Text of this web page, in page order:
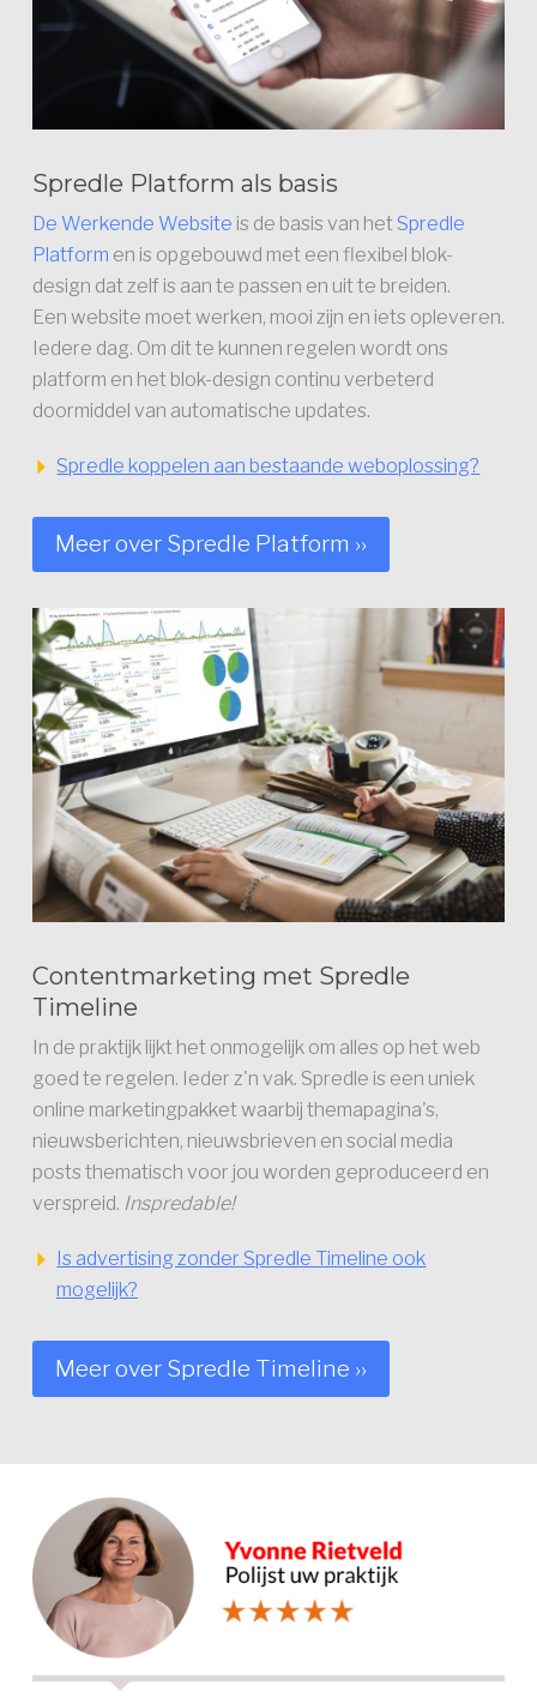
Spredle Platform als basis
De Werkende Website is de basis van het Spredle
Platform en is opgebouwd met een flexibel blok-
design dat zelf is aan te passen en uit te breiden.
Een website moet werken, mooi zijn en iets opleveren.
Iedere dag. Om dit te kunnen regelen wordt ons
platform en het blok-design continu verbeterd
doormiddel van automatische updates.
Spredle koppelen aan bestaande weboplossing?
Meer over Spredle Platform ››
Contentmarketing met Spredle
Timeline
In de praktijk lijkt het onmogelijk om alles op het web
goed te regelen. Ieder z'n vak. Spredle is een uniek
online marketingpakket waarbij themapagina's,
nieuwsberichten, nieuwsbrieven en social media
posts thematisch voor jou worden geproduceerd en
verspreid. Inspredable!
Is advertising zonder Spredle Timeline ook
mogelijk?
Meer over Spredle Timeline ››